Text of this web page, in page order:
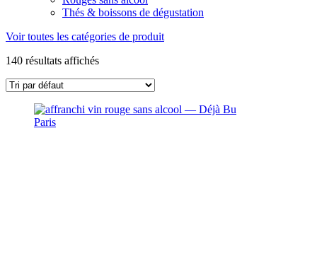
Thés & boissons de dégustation
Voir toutes les catégories de produit
140 résultats affichés